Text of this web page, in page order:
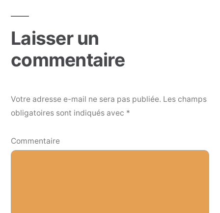
l’article
Laisser un
commentaire
Votre adresse e-mail ne sera pas publiée. Les champs
obligatoires sont indiqués avec *
Commentaire